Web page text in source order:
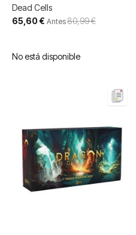
Dead Cells
Precio
especial
65,60 € Antes80,99 €
No está disponible